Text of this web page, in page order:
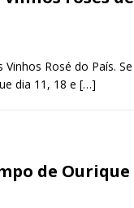
Rosé do País. Se
dia 11, 18 e […]
de Ourique